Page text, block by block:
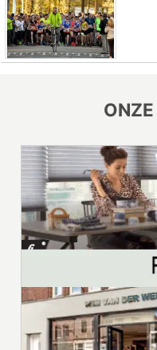
ONZE